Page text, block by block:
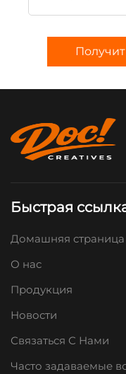
Быстрая
Домашняя страница
О нас
Продукция
Новости
Связаться С Нами
Часто задаваемые